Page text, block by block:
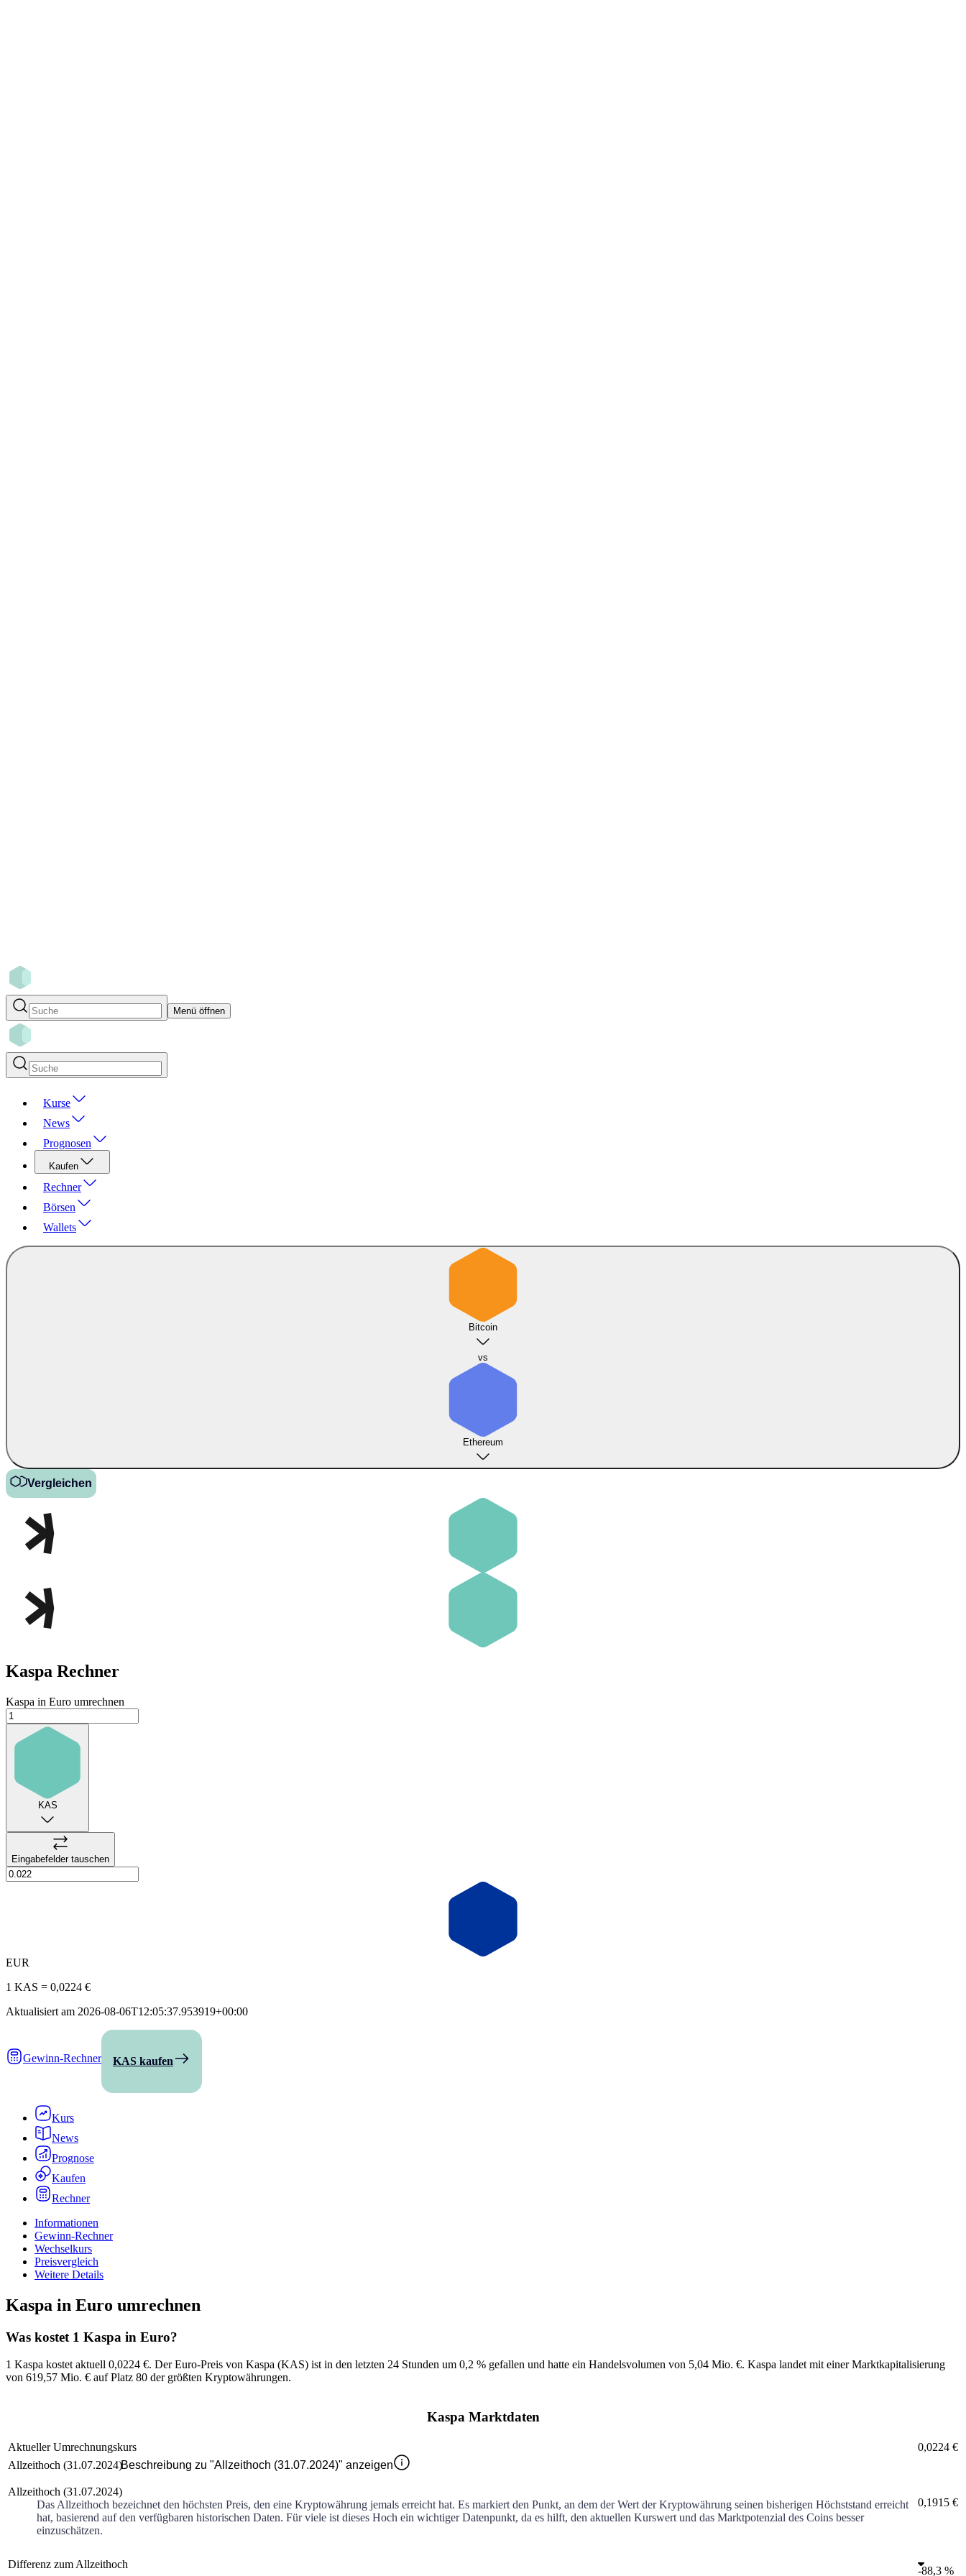
Menü öffnen
Kurse
News
Prognosen
Kaufen
Rechner
Börsen
Wallets
Bitcoin
vs
Ethereum
Vergleichen
Kaspa Rechner
Kaspa in Euro umrechnen
KAS
Eingabefelder tauschen
EUR
1 KAS = 0,0224 €
Aktualisiert am 2026-08-06T12:05:37.953919+00:00
Gewinn-Rechner KAS kaufen
Kurs
News
Prognose
Kaufen
Rechner
Informationen
Gewinn-Rechner
Wechselkurs
Preisvergleich
Weitere Details
Kaspa in Euro umrechnen
Was kostet 1 Kaspa in Euro?
1 Kaspa kostet aktuell 0,0224 €. DerEuro-Preis von Kaspa (KAS) ist in den letzten 24 Stunden um 0,2 % gefallen und hatte ein Handelsvolumen von 5,04 Mio. €. Kaspa landet mit einer Marktkapitalisierung
von 619,57 Mio. € auf Platz 80 der größten Kryptowährungen.
Kaspa Marktdaten
Aktueller Umrechnungskurs
0,0224 €
Allzeithoch (31.07.2024)Beschreibung zu "Allzeithoch (31.07.2024)" anzeigen
Allzeithoch (31.07.2024)
Das Allzeithoch bezeichnet den höchsten Preis, den eine Kryptowährung jemals erreicht hat. Es markiert den Punkt, an dem der Wert der Kryptowährung seinen bisherigen Höchststand erreicht
hat, basierend auf den verfügbaren historischen Daten. Für viele ist dieses Hoch ein wichtiger Datenpunkt, da es hilft, den aktuellen Kurswert und das Marktpotenzial des Coins besser
einzuschätzen.
0,1915 €
Differenz zum Allzeithoch
-88,3 %